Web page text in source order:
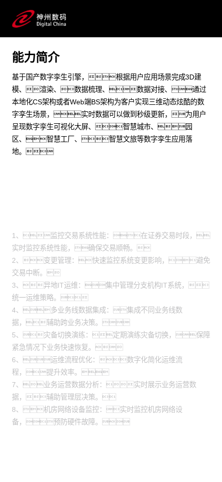
金融 制造加工 政府 物联网 数字孪生 智慧园区 可视化 国
预约专家咨询
能力简介
基于国产数字孪生引擎，根据用户应用场景完成3D建
模、渲染、数据梳理、数据对接、通过
本地化CS架构或者Web端BS架构为客户实现三维动态炫酷的数
字孪生场景，实时数据可以做到秒级更新，为用户
呈现数字孪生可视化大屏、智慧城市、园
区、智慧工厂、智慧文旅等数字孪生应用落
地。
1、监控交易系统性能：在证券交易时段，
实时监控系统性能，确保交易顺畅。
2、变更管理：快速监控系统变更影响，避免
交易中断。
3、异地IT运维：集中管理分支机构IT系统，
统一运维策略。
4、多业务线数据集成：集成不同业务线数
据，辅助跨业务决策。
5、灾备切换演练：定期演练灾备切换，保障
紧急情况下业务快速恢复。
6、运维流程优化：数字化简化运维流
程，提升效率。
7、业务运营数据分析：实时展示业务运营数
据，辅助管理层决策。
8、机房网络设备监控：实时监控机房网络设
备，预防硬件故障。